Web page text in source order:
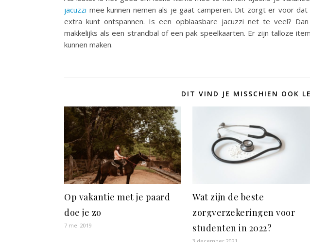
jacuzzi mee kunnen nemen als je gaat camperen. Dit zorgt er voor
extra kunt ontspannen. Is een opblaasbare jacuzzi net te veel?
makkelijks als een strandbal of een pak speelkaarten. Er zijn talloze
kunnen maken.
DIT VIND JE MISSCHIEN OOK
Op vakantie met je paard
doe je zo
7 mei 2019
Wat zijn de beste
zorgverzekeringen voor
studenten in 2022?